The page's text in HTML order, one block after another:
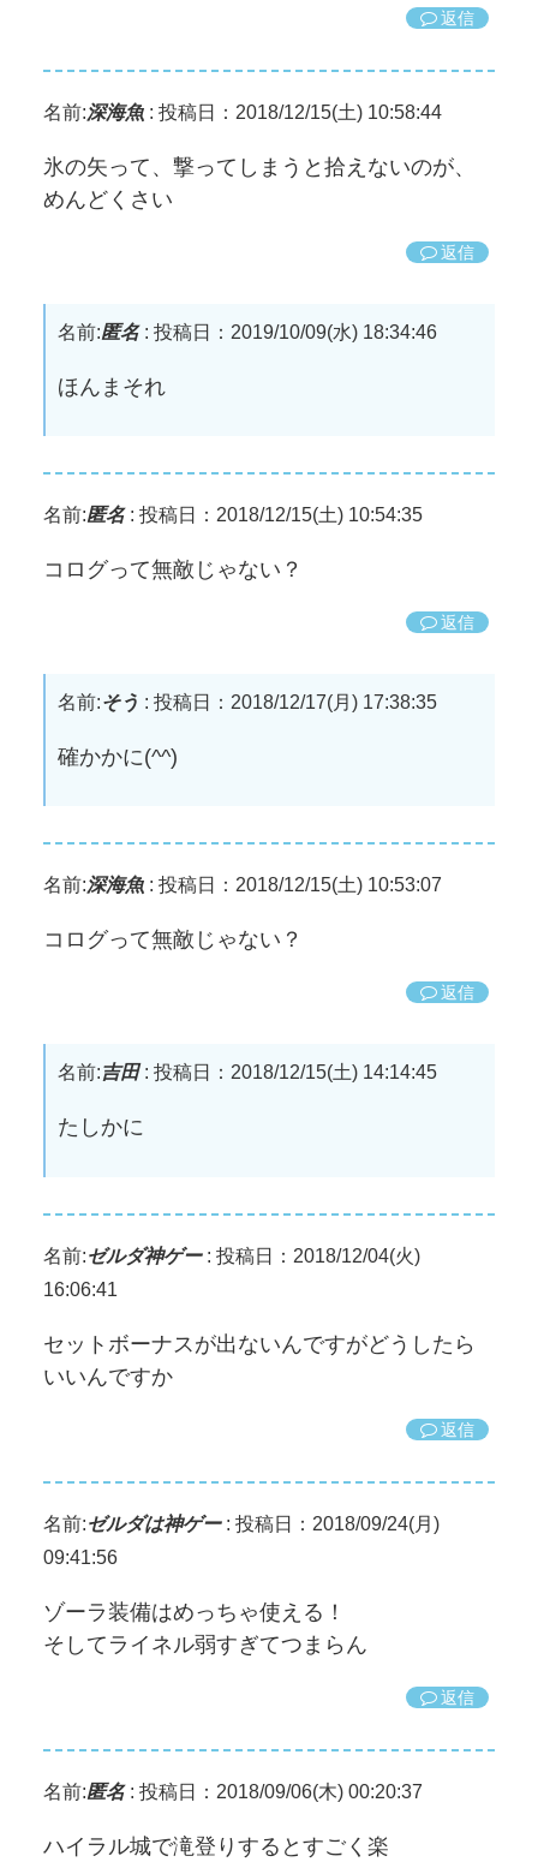
返信
名前:深海魚 : 投稿日：2018/12/15(土) 10:58:44
氷の矢って、撃ってしまうと拾えないのが、
めんどくさい
返信
名前:匿名: 投稿日：2019/10/09(水) 18:34:46
ほんまそれ
名前:匿名: 投稿日：2018/12/15(土) 10:54:35
コログって無敵じゃない？
返信
名前:そう : 投稿日：2018/12/17(月) 17:38:35
確かかに(^^)
名前:深海魚 : 投稿日：2018/12/15(土) 10:53:07
コログって無敵じゃない？
返信
名前:吉田: 投稿日：2018/12/15(土) 14:14:45
たしかに
名前:ゼルダ神ゲー: 投稿日：2018/12/04(火)
16:06:41
セットボーナスが出ないんですがどうしたら
いいんですか
返信
名前:ゼルダは神ゲー: 投稿日：2018/09/24(月)
09:41:56
ゾーラ装備はめっちゃ使える！
そしてライネル弱すぎてつまらん
返信
名前:匿名: 投稿日：2018/09/06(木) 00:20:37
ハイラル城で滝登りするとすごく楽